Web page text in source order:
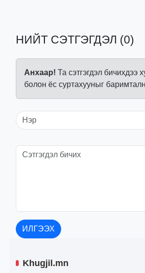
НИЙТ СЭТГЭГДЭЛ (0)
Анхаар! Та сэтгэгдэл бичихдээ
болон ёс суртахууныг
ИЛГЭЭХ
Khugjil.mn